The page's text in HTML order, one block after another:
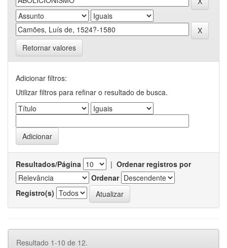
Retornar valores
Adicionar filtros:
Utilizar filtros para refinar o resultado de busca.
Resultados/Página | Ordenar registros por
Ordenar
Registro(s)
Resultado 1-10 de 12.